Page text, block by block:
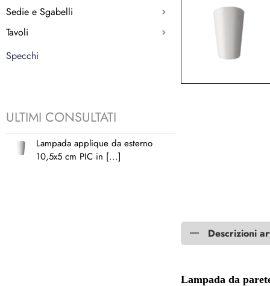
Sedie e Sgabelli
Tavoli
Specchi
ULTIMI CONSULTATI
Lampada applique da esterno
10,5x5 cm PIC in [...]
Descrizioni
Lampada da